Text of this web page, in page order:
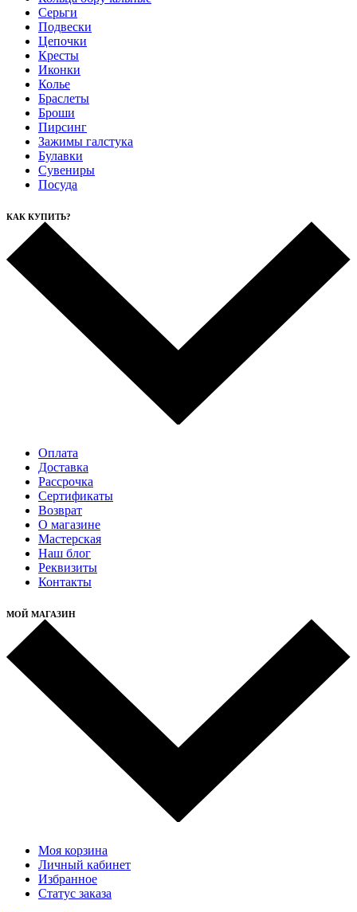
Серьги
Подвески
Цепочки
Кресты
Иконки
Колье
Браслеты
Броши
Пирсинг
Зажимы галстука
Булавки
Сувениры
Посуда
КАК КУПИТЬ?
Оплата
Доставка
Рассрочка
Cертификаты
Возврат
О магазине
Мастерская
Наш блог
Реквизиты
Контакты
МОЙ МАГАЗИН
Моя корзина
Личный кабинет
Избранное
Статус заказа